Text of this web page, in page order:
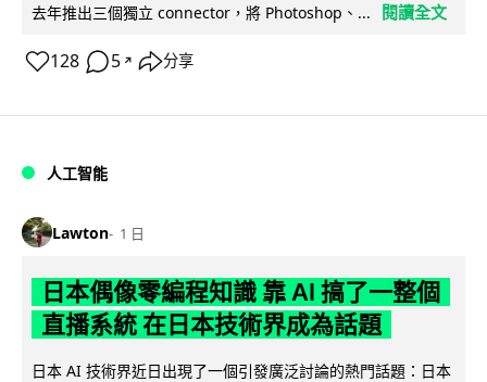
去年推出三個獨立 connector，將 Photoshop、...
閱讀全文
128 5 ↗ 分享
人工智能
Lawton 1 日
日本偶像零編程知識 靠 AI 搞了一整個
直播系統 在日本技術界成為話題
日本 AI 技術界近日出現了一個引發廣泛討論的熱門話題：日本